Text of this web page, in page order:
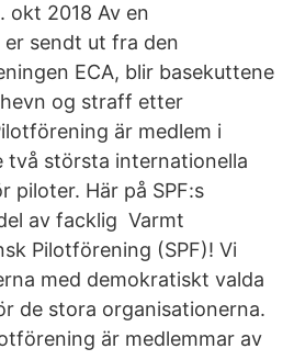
okt 2018 Av en
er sendt ut fra den
ECA, blir basekuttene
og straff etter
är medlem i
två största internationella
piloter. Här på SPF:s
av facklig Varmt
Pilotförening (SPF)! Vi
med demokratiskt valda
de stora organisationerna.
är medlemmar av